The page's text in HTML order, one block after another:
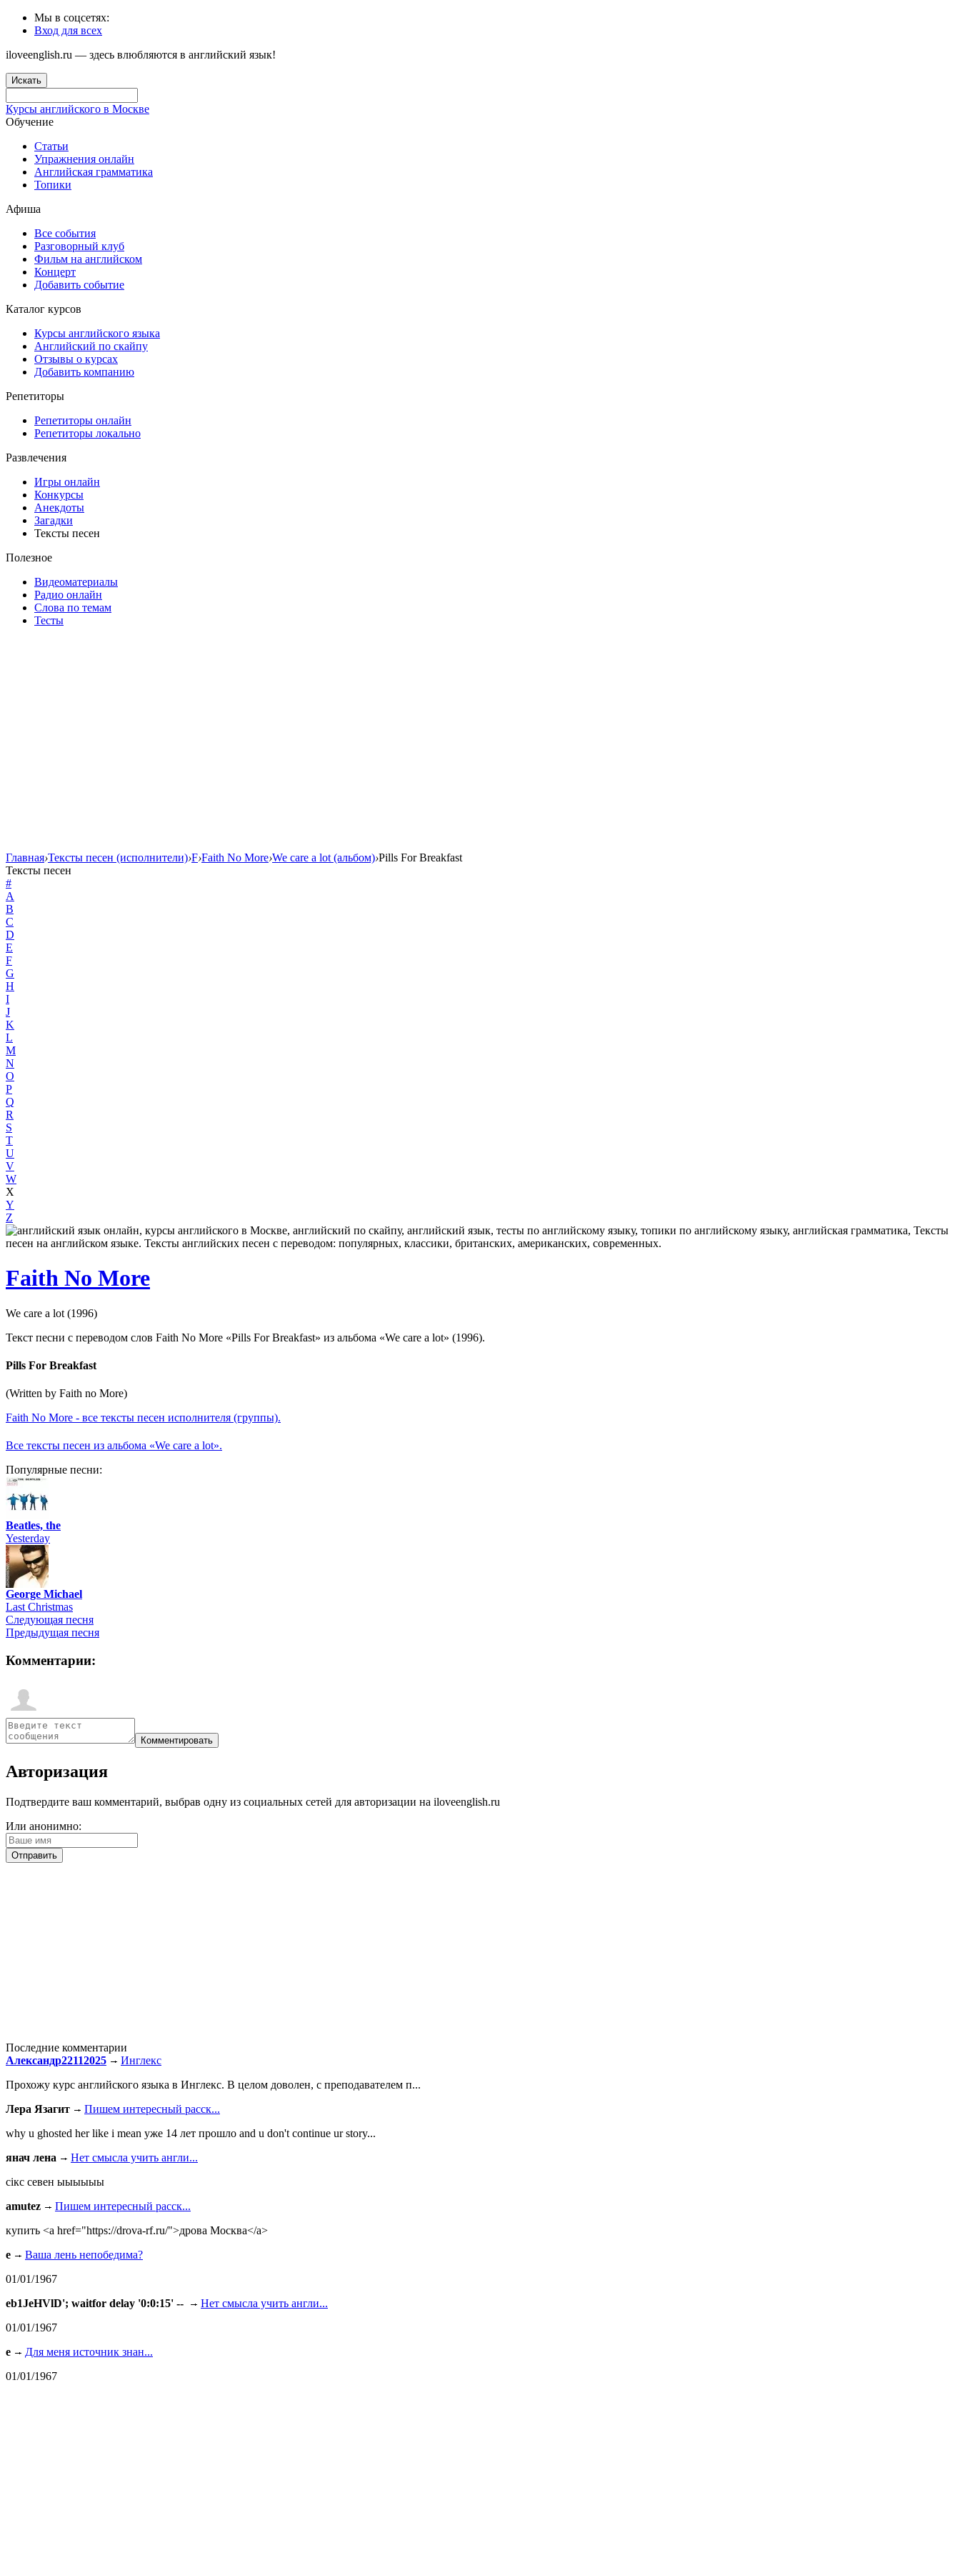
Мы в соцсетях:
Вход для всех
iloveenglish.ru — здесь влюбляются в английский язык!
Искать
Курсы английского в Москве
Обучение
Статьи
Упражнения онлайн
Английская грамматика
Топики
Афиша
Все события
Разговорный клуб
Фильм на английском
Концерт
Добавить событие
Каталог курсов
Курсы английского языка
Английский по скайпу
Отзывы о курсах
Добавить компанию
Репетиторы
Репетиторы онлайн
Репетиторы локально
Развлечения
Игры онлайн
Конкурсы
Анекдоты
Загадки
Тексты песен
Полезное
Видеоматериалы
Радио онлайн
Слова по темам
Тесты
Главная›Тексты песен (исполнители)›F›Faith No More›We care a lot (альбом)›Pills For Breakfast
Тексты песен
#
A
B
C
D
E
F
G
H
I
J
K
L
M
N
O
P
Q
R
S
T
U
V
W
X
Y
Z
Faith No More
We care a lot (1996)
Текст песни с переводом слов Faith No More «Pills For Breakfast» из альбома «We care a lot» (1996).
Pills For Breakfast
(Written by Faith no More)
Faith No More - все тексты песен исполнителя (группы).
Все тексты песен из альбома «We care a lot».
Популярные песни:
Beatles, the
Yesterday
George Michael
Last Christmas
Следующая песня
Предыдущая песня
Комментарии:
Авторизация
Подтвердите ваш комментарий, выбрав одну из социальных сетей для авторизации на iloveenglish.ru
Или анонимно:
Последние комментарии
Александр22112025
Инглекс
Прохожу курс английского языка в Инглекс. В целом доволен, с преподавателем п...
Лера Язагит
Пишем интересный расск...
why u ghosted her like i mean уже 14 лет прошло and u don't continue ur story...
янач лена
Нет смысла учить англи...
сiкс севен ыыыыыы
amutez
Пишем интересный расск...
купить <a href="https://drova-rf.ru/">дрова Москва</a>
e
Ваша лень непобедима?
01/01/1967
eb1JeHVlD'; waitfor delay '0:0:15' --
Нет смысла учить англи...
01/01/1967
e
Для меня источник знан...
01/01/1967